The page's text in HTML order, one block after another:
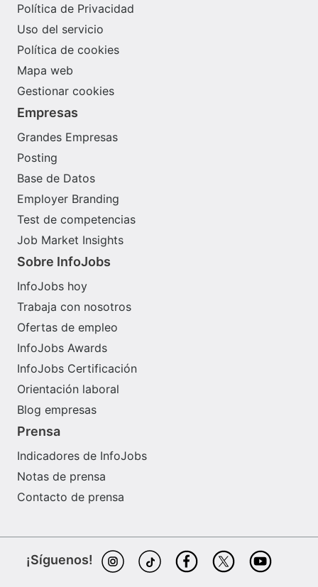
Política de Privacidad
Uso del servicio
Política de cookies
Mapa web
Gestionar cookies
Empresas
Grandes Empresas
Posting
Base de Datos
Employer Branding
Test de competencias
Job Market Insights
Sobre InfoJobs
InfoJobs hoy
Trabaja con nosotros
Ofertas de empleo
InfoJobs Awards
InfoJobs Certificación
Orientación laboral
Blog empresas
Prensa
Indicadores de InfoJobs
Notas de prensa
Contacto de prensa
¡Síguenos!